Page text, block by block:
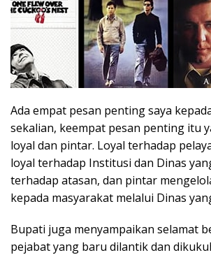
Ada empat pesan penting saya
sekalian, keempat pesan penting itu
loyal dan pintar. Loyal terhadap
loyal terhadap Institusi dan Dinas
terhadap atasan, dan pintar
kepada masyarakat melalui Dinas
Bupati juga menyampaikan selamat
pejabat yang baru dilantik dan